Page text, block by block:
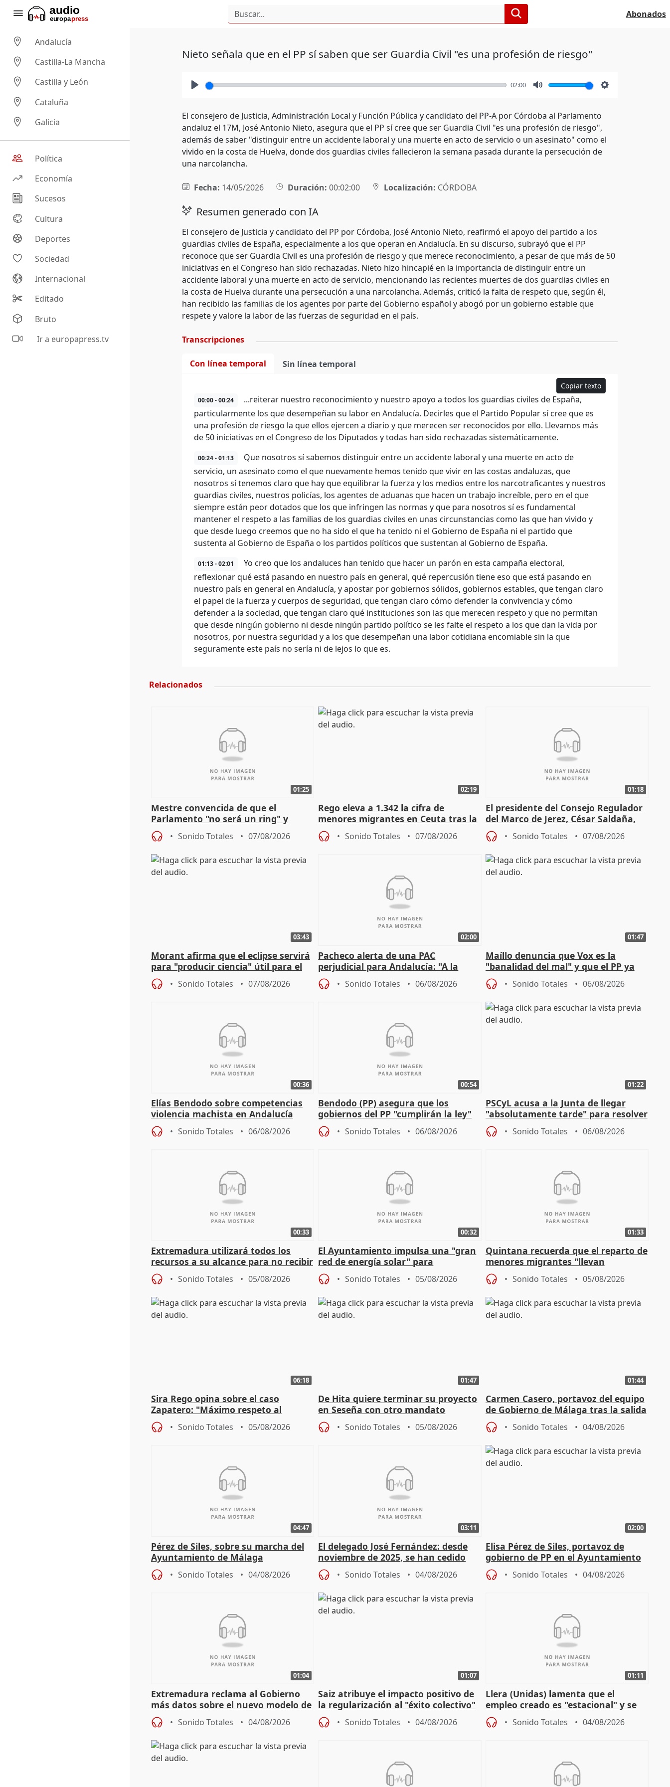
Abonados
Andalucía
Castilla-La Mancha
Castilla y León
Cataluña
Galicia
Política
Economía
Sucesos
Cultura
Deportes
Sociedad
Internacional
Editado
Bruto
Ir a europapress.tv
Nieto señala que en el PP sí saben que ser Guardia Civil "es una profesión de riesgo"
02:00
El consejero de Justicia, Administración Local y Función Pública y candidato del PP-A por Córdoba al Parlamento
andaluz el 17M, José Antonio Nieto, asegura que el PP sí cree que ser Guardia Civil "es una profesión de riesgo",
además de saber "distinguir entre un accidente laboral y una muerte en acto de servicio o un asesinato" como el
vivido en la costa de Huelva, donde dos guardias civiles fallecieron la semana pasada durante la persecución de
una narcolancha.
Fecha: 14/05/2026 Duración: 00:02:00 Localización: CÓRDOBA
Resumen generado con IA
El consejero de Justicia y candidato del PP por Córdoba, José Antonio Nieto, reafirmó el apoyo del partido a los
guardias civiles de España, especialmente a los que operan en Andalucía. En su discurso, subrayó que el PP
reconoce que ser Guardia Civil es una profesión de riesgo y que merece reconocimiento, a pesar de que más de 50
iniciativas en el Congreso han sido rechazadas. Nieto hizo hincapié en la importancia de distinguir entre un
accidente laboral y una muerte en acto de servicio, mencionando las recientes muertes de dos guardias civiles en
la costa de Huelva durante una persecución a una narcolancha. Además, criticó la falta de respeto que, según él,
han recibido las familias de los agentes por parte del Gobierno español y abogó por un gobierno estable que
respete y valore la labor de las fuerzas de seguridad en el país.
Transcripciones
Con línea temporal Sin línea temporal
Copiar texto
00:00 - 00:24
...reiterar nuestro reconocimiento y nuestro apoyo a todos los guardias civiles de España,
particularmente los que desempeñan su labor en Andalucía. Decirles que el Partido Popular sí cree que es
una profesión de riesgo la que ellos ejercen a diario y que merecen ser reconocidos por ello. Llevamos más
de 50 iniciativas en el Congreso de los Diputados y todas han sido rechazadas sistemáticamente.
00:24 - 01:13
Que nosotros sí sabemos distinguir entre un accidente laboral y una muerte en acto de
servicio, un asesinato como el que nuevamente hemos tenido que vivir en las costas andaluzas, que
nosotros sí tenemos claro que hay que equilibrar la fuerza y los medios entre los narcotraficantes y nuestros
guardias civiles, nuestros policías, los agentes de aduanas que hacen un trabajo increíble, pero en el que
siempre están peor dotados que los que infringen las normas y que para nosotros sí es fundamental
mantener el respeto a las familias de los guardias civiles en unas circunstancias como las que han vivido y
que desde luego creemos que no ha sido el que ha tenido ni el Gobierno de España ni el partido que
sustenta al Gobierno de España o los partidos políticos que sustentan al Gobierno de España.
01:13 - 02:01
Yo creo que los andaluces han tenido que hacer un parón en esta campaña electoral,
reflexionar qué está pasando en nuestro país en general, qué repercusión tiene eso que está pasando en
nuestro país en general en Andalucía, y apostar por gobiernos sólidos, gobiernos estables, que tengan claro
el papel de la fuerza y cuerpos de seguridad, que tengan claro cómo defender la convivencia y cómo
defender a la sociedad, que tengan claro qué instituciones son las que merecen respeto y que no permitan
que desde ningún gobierno ni desde ningún partido político se les falte el respeto a los que dan la vida por
nosotros, por nuestra seguridad y a los que desempeñan una labor cotidiana encomiable sin la que
seguramente este país no sería ni de lejos lo que es.
Relacionados
01:25
Mestre convencida de que el
Parlamento "no será un ring" y
defiende "estabilidad" del pacto con
Vox
Sonido Totales 07/08/2026
02:19
Rego eleva a 1.342 la cifra de
menores migrantes en Ceuta tras la
entrada masiva
Sonido Totales 07/08/2026
01:18
El presidente del Consejo Regulador
del Marco de Jerez, César Saldaña,
sobre exportaciones
Sonido Totales 07/08/2026
03:43
Morant afirma que el eclipse servirá
para "producir ciencia" útil para el
resto del mundo
Sonido Totales 07/08/2026
02:00
Pacheco alerta de una PAC
perjudicial para Andalucía: "A la
agricultura hay que protegerla"
Sonido Totales 06/08/2026
01:47
Maíllo denuncia que Vox es la
"banalidad del mal" y que el PP ya
asume todas sus tesis
Sonido Totales 06/08/2026
00:36
Elías Bendodo sobre competencias
violencia machista en Andalucía
Sonido Totales 06/08/2026
00:54
Bendodo (PP) asegura que los
gobiernos del PP "cumplirán la ley"
sobre los menores migrantes
Sonido Totales 06/08/2026
01:22
PSCyL acusa a la Junta de llegar
"absolutamente tarde" para resolver
problemas como Newcastle
Sonido Totales 06/08/2026
00:33
Extremadura utilizará todos los
recursos a su alcance para no recibir
más menores migrantes
Sonido Totales 05/08/2026
00:32
El Ayuntamiento impulsa una "gran
red de energía solar" para
autoconsumo
Sonido Totales 05/08/2026
01:33
Quintana recuerda que el reparto de
menores migrantes "llevan
aportación del Gobierno" central
Sonido Totales 05/08/2026
06:18
Sira Rego opina sobre el caso
Zapatero: "Máximo respeto al
proceso judicial"
Sonido Totales 05/08/2026
01:47
De Hita quiere terminar su proyecto
en Seseña con otro mandato
Sonido Totales 05/08/2026
01:44
Carmen Casero, portavoz del equipo
de Gobierno de Málaga tras la salida
de Pérez de Siles
Sonido Totales 04/08/2026
04:47
Pérez de Siles, sobre su marcha del
Ayuntamiento de Málaga
Sonido Totales 04/08/2026
03:11
El delegado José Fernández: desde
noviembre de 2025, se han cedido
9.810 ayudas por nacimiento
Sonido Totales 04/08/2026
02:00
Elisa Pérez de Siles, portavoz de
gobierno de PP en el Ayuntamiento
de Málaga, deja la política
Sonido Totales 04/08/2026
01:04
Extremadura reclama al Gobierno
más datos sobre el nuevo modelo de
financiación
Sonido Totales 04/08/2026
01:07
Saiz atribuye el impacto positivo de
la regularización al "éxito colectivo"
del Gobierno
Sonido Totales 04/08/2026
01:11
Llera (Unidas) lamenta que el
empleo creado es "estacional" y se
"esfumará" al acabar el verano
Sonido Totales 04/08/2026